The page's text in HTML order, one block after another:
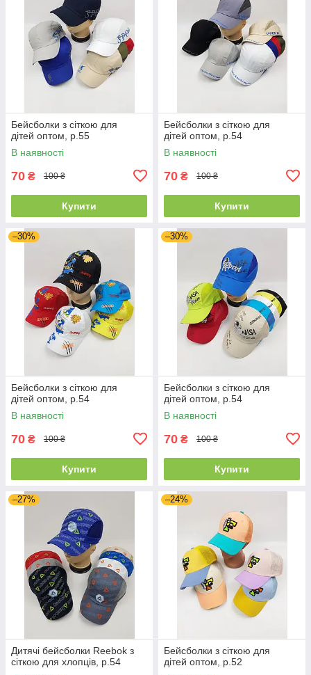
Бейсболки з сіткою для
дітей оптом, р.55
В наявності
70 ₴ 100 ₴
Купити
Бейсболки з сіткою для
дітей оптом, р.54
В наявності
70 ₴ 100 ₴
Купити
–30%
Бейсболки з сіткою для
дітей оптом, р.54
В наявності
70 ₴ 100 ₴
Купити
–30%
Бейсболки з сіткою для
дітей оптом, р.54
В наявності
70 ₴ 100 ₴
Купити
–27%
Дитячі бейсболки Reebok з
сіткою для хлопців, р.54
–24%
Бейсболки з сіткою для
дітей оптом, р.52